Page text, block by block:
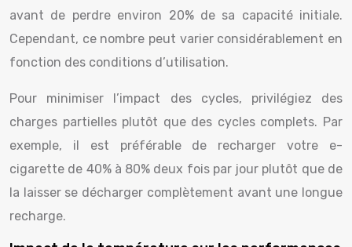
avant de perdre environ 20% de sa capacité initiale.
Cependant, ce nombre peut varier considérablement en
fonction des conditions d’utilisation.
Pour minimiser l’impact des cycles, privilégiez des
charges partielles plutôt que des cycles complets. Par
exemple, il est préférable de recharger votre e-
cigarette de 40% à 80% deux fois par jour plutôt que de
la laisser se décharger complètement avant une longue
recharge.